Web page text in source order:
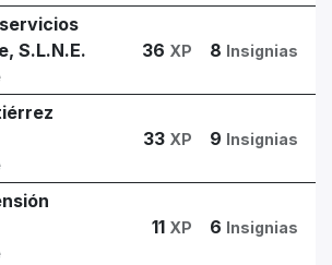
S.L.N.E.
36 XP 8 Insignias
33 XP 9 Insignias
11 XP 6 Insignias